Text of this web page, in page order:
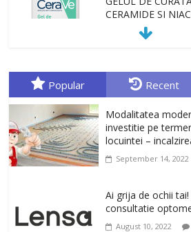
CERAMIDE SI
January 23, 2026
ori o provocare.
originale, le
alegere buna,
și iluminare LED
February 20, 2026 0
un corp sanatos
cu Flexor Fitness-
tonifiere muschi
Popular Recent
Modalitatea
investitie pe
locuintei –
September 14, 2022
Ai grija de ochii
consultatie
August 10, 2022